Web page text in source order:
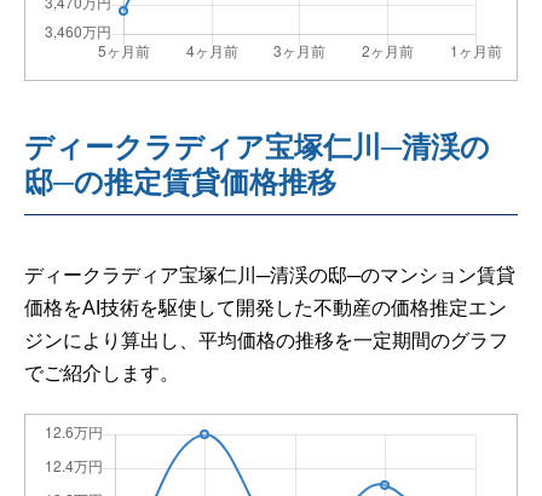
ディークラディア宝塚仁川─清渓の
邸─の推定賃貸価格推移
ディークラディア宝塚仁川─清渓の邸─のマンション賃貸
価格をAI技術を駆使して開発した不動産の価格推定エン
ジンにより算出し、平均価格の推移を一定期間のグラフ
でご紹介します。